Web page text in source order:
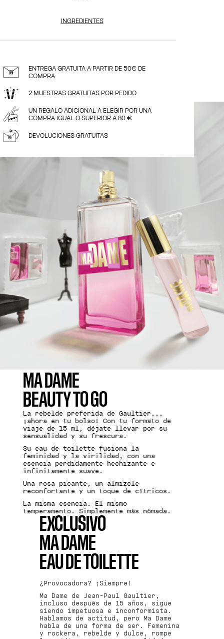
INGREDIENTES
ENTREGA GRATUITA A PARTIR DE 50€ DE
COMPRA
2 MUESTRAS GRATUITAS POR PEDIDO
UN REGALO ADICIONAL A ELEGIR POR UNA
COMPRA IGUAL O SUPERIOR A 80 €
DEVOLUCIONES GRATUITAS
MA DAME
BEAUTY TO GO
La rebelde preferida de Gaultier...
¡ahora en tu bolso! Con tu formato de
viaje de 15 ml, déjate llevar por su
sensualidad y su frescura.
Su eau de toilette fusiona la
feminidad y la virilidad, con una
esencia perdidamente hechizante e
infinitamente suave.
Una rosa picante, un almizcle
reconfortante y un toque de cítricos.
La misma esencia. El mismo
temperamento. Simplemente más nómada.
EXCLUSIVO
MA DAME
EAU DE TOILETTE
¿Provocadora? ¡Siempre!
Ma Dame de Jean-Paul Gaultier,
incluso después de 15 años, sigue
siendo impetuosa e inconformista.
Hablamos de actitud, pero Ma Dame
habla de una forma de ser. Femenina
y rockera, rebelde y dulce, rompe